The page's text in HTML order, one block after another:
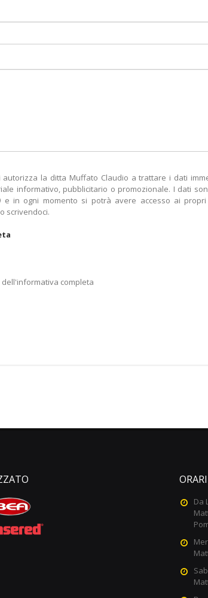
la ditta Muffato Claudio a trattare i dati
informativo, pubblicitario o promozionale. I dati
e in ogni momento si potrà avere accesso ai
scrivendoci.
completa
Da